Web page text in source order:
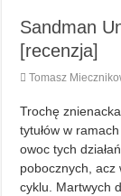
Sandman
[recenzja]
Tomasz
Trochę
tytułów w
owoc tych
pobocznych, acz
cyklu. Martwych